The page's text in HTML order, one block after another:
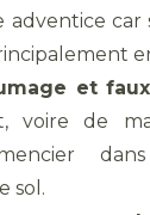
car
et
voire de
sol.